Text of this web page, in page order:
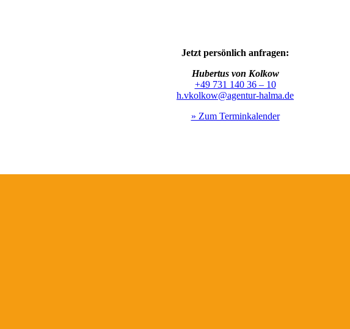
Jetzt persönlich anfragen:
Hubertus von Kolkow
+49 731 140 36 – 10
h.vkolkow@agentur-halma.de
» Zum Terminkalender